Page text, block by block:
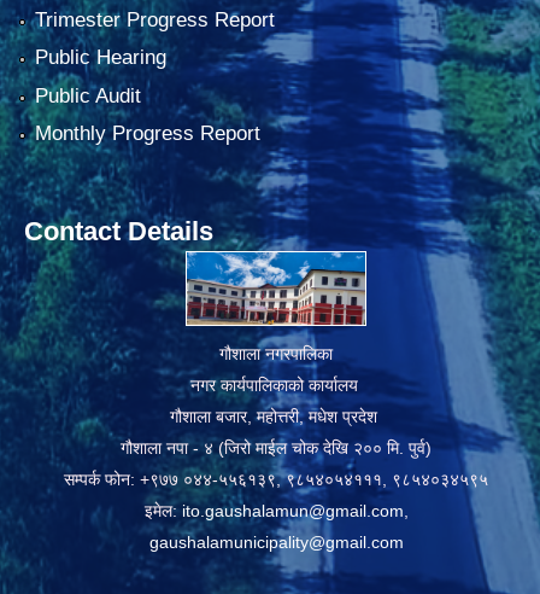
Trimester Progress Report
Public Hearing
Public Audit
Monthly Progress Report
Contact Details
गौशाला नगरपालिका
नगर कार्यपालिकाको कार्यालय
गौशाला बजार, महोत्तरी, मधेश प्रदेश
गौशाला नपा - ४ (जिरो माईल चोक देखि २०० मि. पुर्व)
सम्पर्क फोन: +९७७ ०४४-५५६१३९, ९८५४०५४१११, ९८५४०३४५९५
इमेल: ito.gaushalamun@gmail.com
gaushalamunicipality@gmail.com